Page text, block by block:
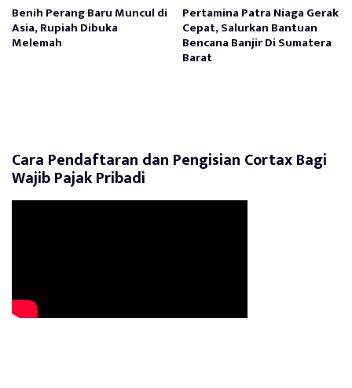
Benih Perang Baru Muncul di
Asia, Rupiah Dibuka
Melemah
Pertamina Patra Niaga Gerak
Cepat, Salurkan Bantuan
Bencana Banjir Di Sumatera
Barat
Cara Pendaftaran dan Pengisian Cortax Bagi
Wajib Pajak Pribadi